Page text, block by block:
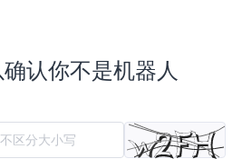
认你不是机器人